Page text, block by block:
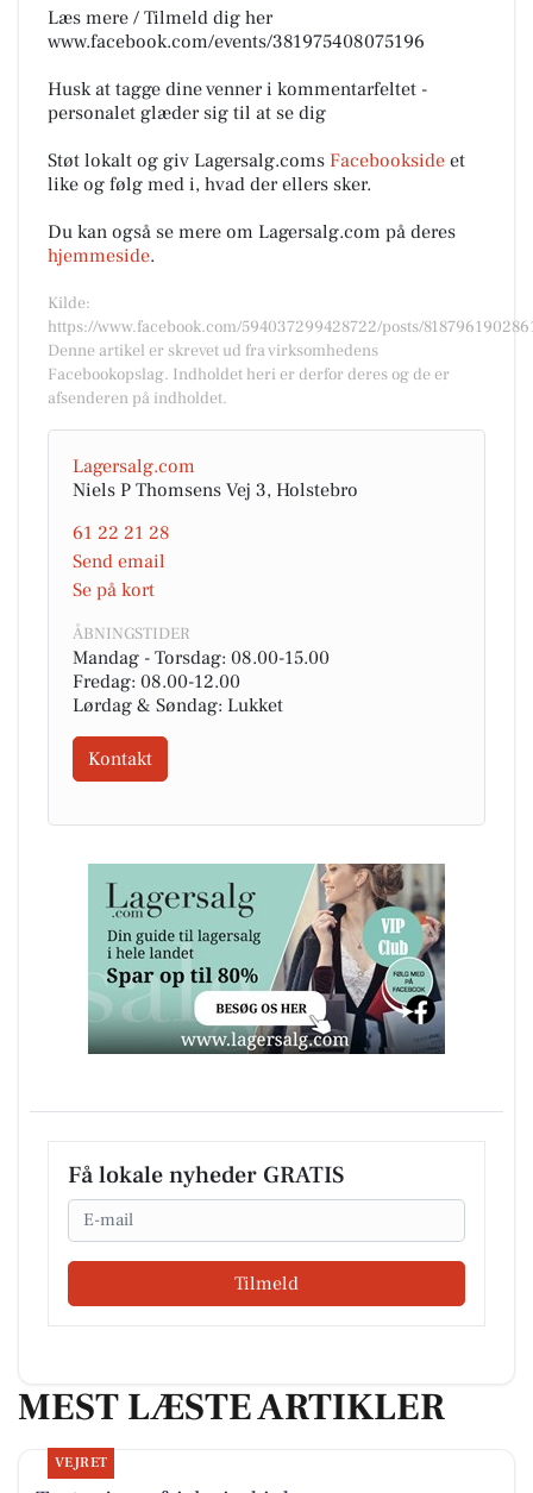
Læs mere / Tilmeld dig her
www.facebook.com/events/381975408075196
Husk at tagge dine venner i kommentarfeltet -
personalet glæder sig til at se dig
Støt lokalt og giv Lagersalg.coms Facebookside et
like og følg med i, hvad der ellers sker.
Du kan også se mere om Lagersalg.com på deres
hjemmeside.
Kilde:
https://www.facebook.com/594037299428722/posts/
Denne artikel er skrevet ud fra virksomhedens
Facebookopslag. Indholdet heri er derfor deres og de er
afsenderen på indholdet.
Lagersalg.com
Niels P Thomsens Vej 3, Holstebro
61 22 21 28
Send email
Se på kort
ÅBNINGSTIDER
Mandag - Torsdag: 08.00-15.00
Fredag: 08.00-12.00
Lørdag & Søndag: Lukket
Kontakt
Få lokale nyheder GRATIS
Email
Tilmeld
MEST LÆSTE ARTIKLER
VEJRET